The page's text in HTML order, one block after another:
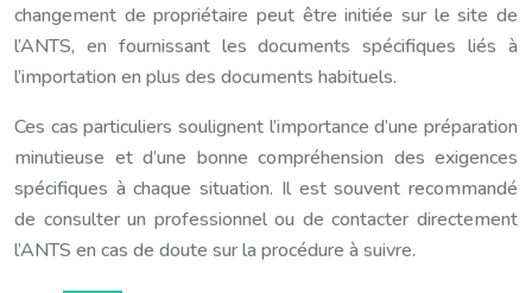
changement de propriétaire peut être initiée sur le site de
l’ANTS, en fournissant les documents spécifiques liés à
l’importation en plus des documents habituels.
Ces cas particuliers soulignent l’importance d’une préparation
minutieuse et d’une bonne compréhension des exigences
spécifiques à chaque situation. Il est souvent recommandé
de consulter un professionnel ou de contacter directement
l’ANTS en cas de doute sur la procédure à suivre.